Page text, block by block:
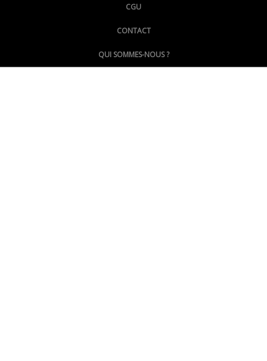
@LePoingMontpellier
CGU
CONTACT
QUI SOMMES-NOUS ?